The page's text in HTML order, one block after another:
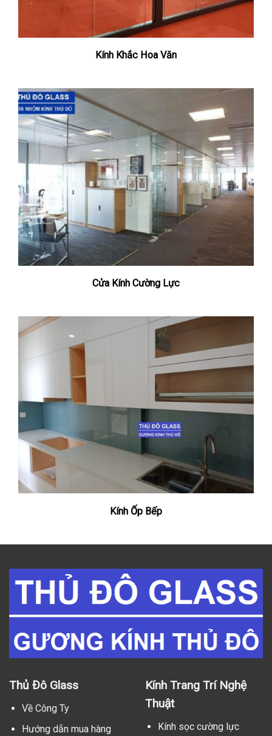
Kính Khắc Hoa Văn
Cửa Kính Cường Lực
Kính Ốp Bếp
Thủ Đô Glass
Về Công Ty
Hướng dẫn mua hàng
Kính Trang Trí Nghệ
Thuật
Kính sọc cường lực